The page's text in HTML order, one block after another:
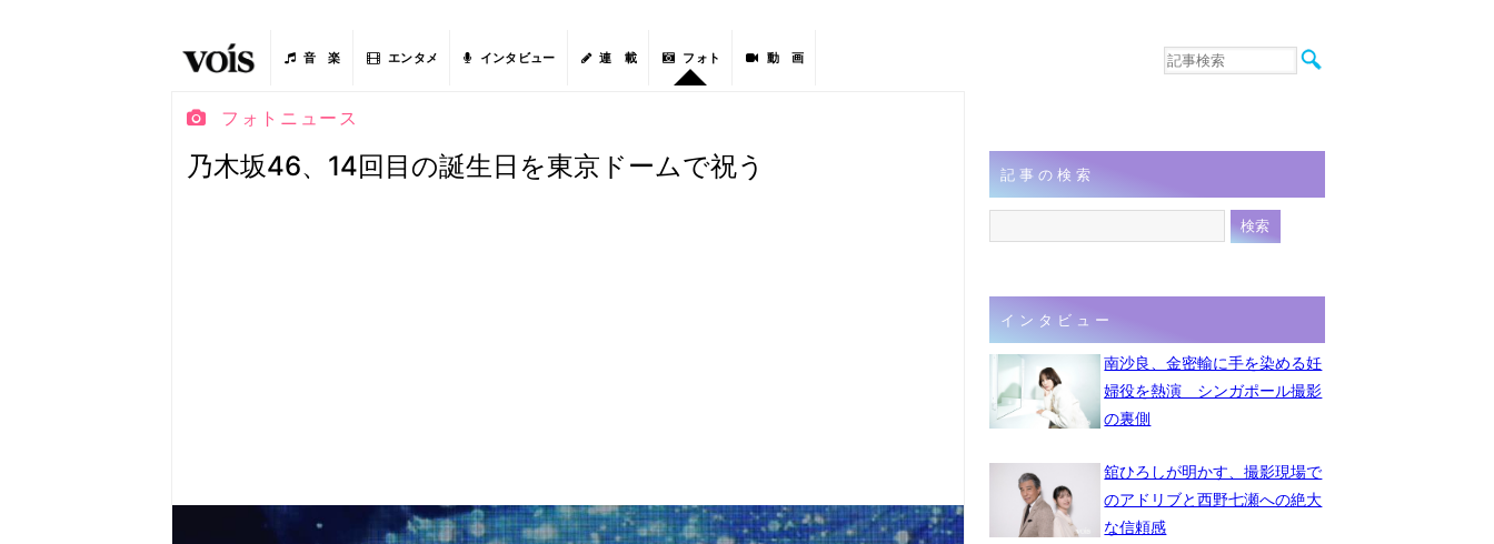
音 楽 エンタメ インタビュー 連 載 フォト 動 画
音楽
連載
フォト
フォトニュース
乃木坂46、14回目の誕生日を東京ドームで祝う 記事の検索
インタビュー
南沙良、金密輸に手を染める妊
婦役を熱演 シンガポール撮影
の裏側
舘ひろしが明かす、撮影現場で
のアドリブと西野七瀬への絶大
な信頼感